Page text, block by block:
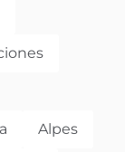
Alpes